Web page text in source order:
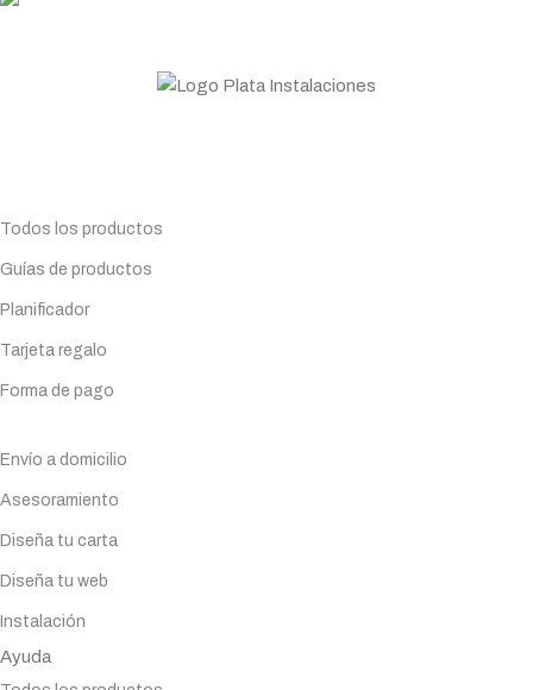
Todos los productos
Guías de productos
Planificador
Tarjeta regalo
Forma de pago
Envío a domicilio
Asesoramiento
Diseña tu carta
Diseña tu web
Instalación
Ayuda